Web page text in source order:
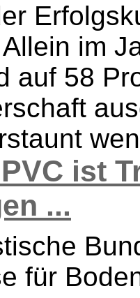
im
auf 58
ist
...
für